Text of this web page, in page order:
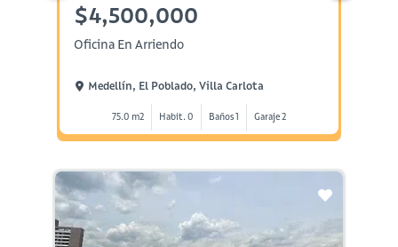
$4,500,000
Oficina En Arriendo
Medellín, El Poblado, Villa Carlota
75.0 m2 Habit. 0 Baños 1 Garaje 2